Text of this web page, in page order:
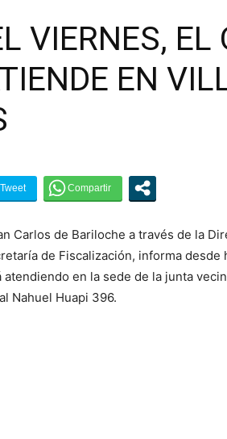
VIERNES, EL
EN
Carlos de Bariloche a través de la
de Fiscalización, informa
en la sede de la junta
Nahuel Huapi 396.